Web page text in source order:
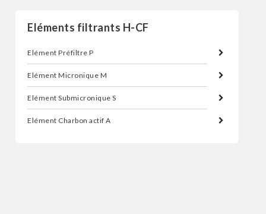
Eléments filtrants H-CF
Elément Préfiltre P
Elément Micronique M
Elément Submicronique S
Elément Charbon actif A